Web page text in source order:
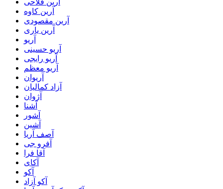
آرین فلاحی
آرین کاوه
آرین مقصودی
آرین یاری
آریو
آریو حسینی
آریو رایجی
آریو معظم
آریوان
آزاد کمالیان
آژوان
آشنا
آشور
آشین
آصف آریا
آفرو جی
آقا فرا
آکای
آکو
آکو آزاد